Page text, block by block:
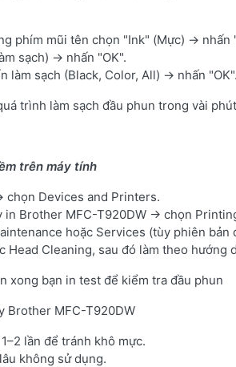
phím mũi tên chọn "Ink" (Mực) → nhấn
sạch) → nhấn "OK".
làm sạch (Black, Color, All) → nhấn "OK".
trình làm sạch đầu phun trong vài
trên máy tính
chọn Devices and Printers.
in Brother MFC-T920DW → chọn
hoặc Services (tùy phiên bản
Head Cleaning, sau đó làm theo hướng
xong bạn in test để kiểm tra đầu phun
Brother MFC-T920DW
lần để tránh khô mực.
không sử dụng.